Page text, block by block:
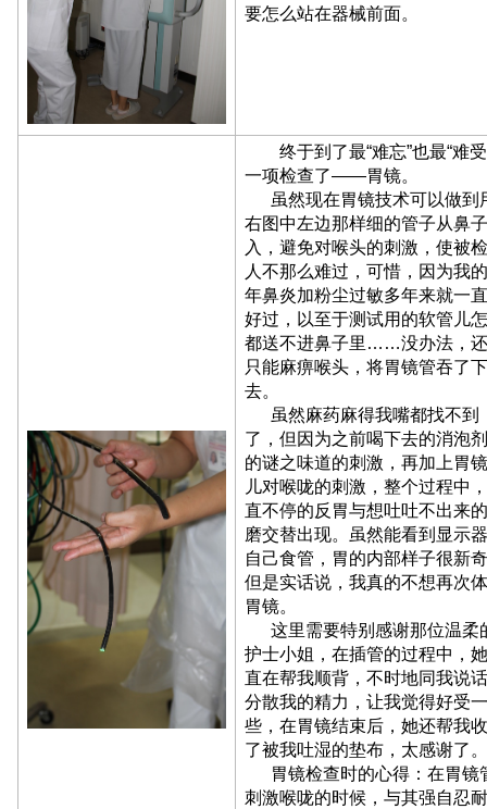
要怎么站在器械前面。
终于到了最“难忘”也最“难受
一项检查了——胃镜。
虽然现在胃镜技术可以做到
右图中左边那样细的管子从鼻
入，避免对喉头的刺激，使被
人不那么难过，可惜，因为我
年鼻炎加粉尘过敏多年来就一
好过，以至于测试用的软管儿
都送不进鼻子里……没办法，
只能麻痹喉头，将胃镜管吞了下
去。
虽然麻药麻得我嘴都找不到
了，但因为之前喝下去的消泡
的谜之味道的刺激，再加上胃
儿对喉咙的刺激，整个过程中
直不停的反胃与想吐吐不出来
磨交替出现。虽然能看到显示
自己食管，胃的内部样子很新
但是实话说，我真的不想再次
胃镜。
这里需要特别感谢那位温柔
护士小姐，在插管的过程中，
直在帮我顺背，不时地同我说
分散我的精力，让我觉得好受一
些，在胃镜结束后，她还帮我
了被我吐湿的垫布，太感谢了。
胃镜检查时的心得：在胃镜
刺激喉咙的时候，与其强自忍